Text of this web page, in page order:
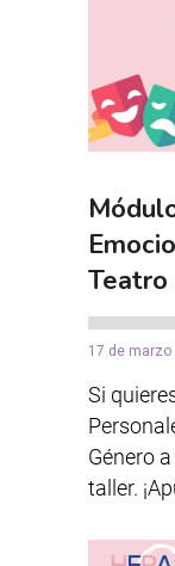
Teatro
17 de marzo
Si
Género
taller.